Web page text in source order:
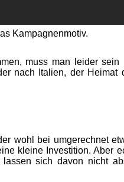
Kampagnenmotiv.
muss man leider sein
nach Italien, der Heimat
wohl bei umgerechnet
kleine Investition. Aber
sich davon nicht